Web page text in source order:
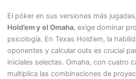
El póker en sus versiones más
Hold’em y el Omaha, exige dominar
psicología. En Texas Hold’em, la
oponentes y calcular outs es crucial
iniciales selectas. Omaha, con cuatro
multiplica las combinaciones de